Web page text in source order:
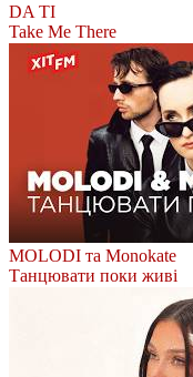
DA TI
Take Me There
MOLODI та Monokate
Танцювати поки живі